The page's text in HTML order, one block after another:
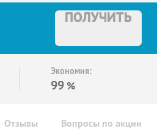
ПОЛУЧИТЬ
Экономия:
99 %
Отзывы Вопросы по акции